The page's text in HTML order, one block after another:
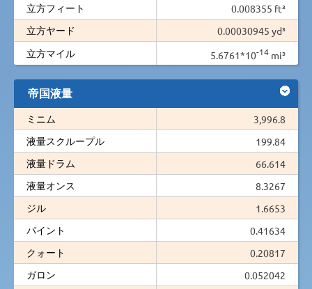
立方フィート
0.008355 ft³
立方ヤード
0.00030945 yd³
立方マイル
5.6761*10-14 mi³
帝国液量
ミニム
3,996.8
液量スクループル
199.84
液量ドラム
66.614
液量オンス
8.3267
ジル
1.6653
パイント
0.41634
クォート
0.20817
ガロン
0.052042